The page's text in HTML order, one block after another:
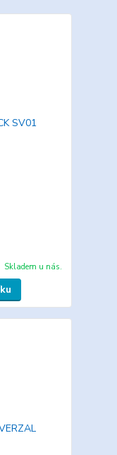
Skladem u nás.